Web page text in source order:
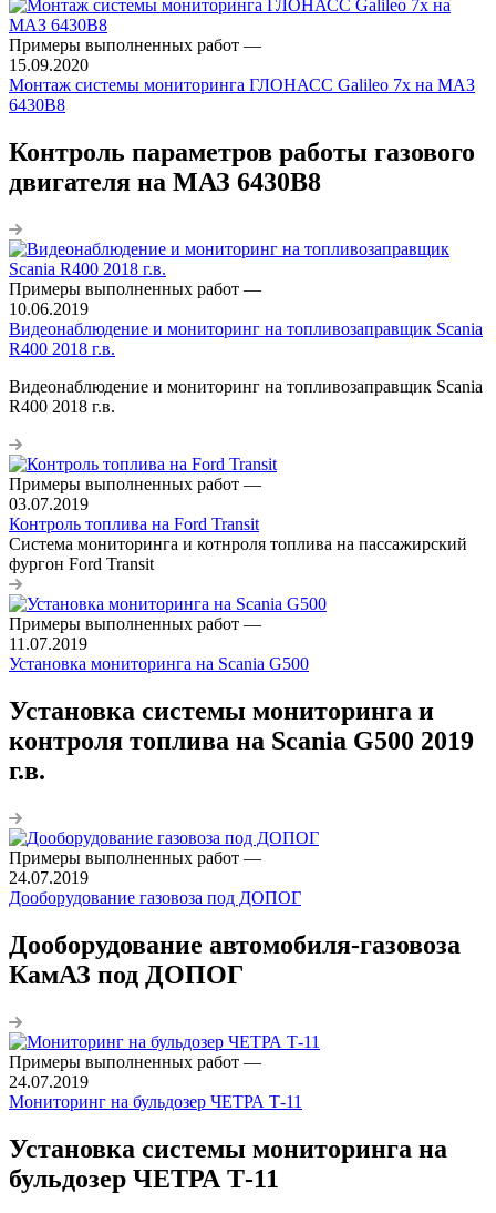
Примеры выполненных работ —
15.09.2020
Монтаж системы мониторинга ГЛОНАСС Galileo 7x на МАЗ
6430B8
Контроль параметров работы газового
двигателя на МАЗ 6430B8
Примеры выполненных работ —
10.06.2019
Видеонаблюдение и мониторинг на топливозаправщик Scania
R400 2018 г.в.
Видеонаблюдение и мониторинг на топливозаправщик Scania
R400 2018 г.в.
Примеры выполненных работ —
03.07.2019
Контроль топлива на Ford Transit
Система мониторинга и котнроля топлива на пассажирский
фургон Ford Transit
Примеры выполненных работ —
11.07.2019
Установка мониторинга на Scania G500
Установка системы мониторинга и
контроля топлива на Scania G500 2019
г.в.
Примеры выполненных работ —
24.07.2019
Дооборудование газовоза под ДОПОГ
Дооборудование автомобиля-газовоза
КамАЗ под ДОПОГ
Примеры выполненных работ —
24.07.2019
Мониторинг на бульдозер ЧЕТРА Т-11
Установка системы мониторинга на
бульдозер ЧЕТРА Т-11